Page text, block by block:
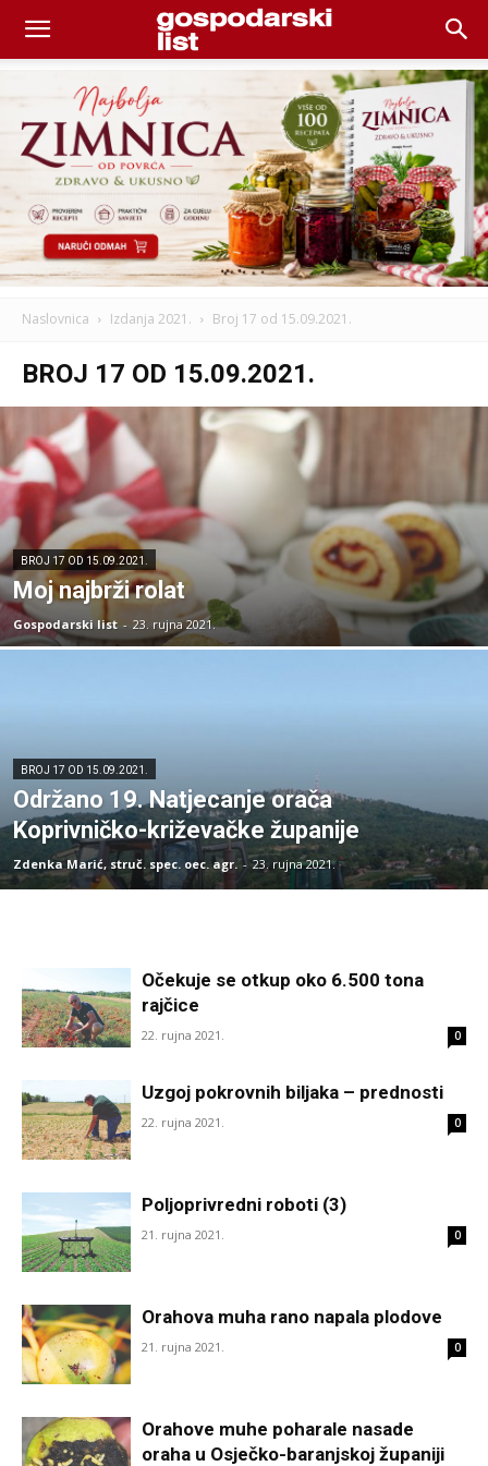
Naslovnica Izdanja 2021. Broj 17 od 15.09.2021.
BROJ 17 OD 15.09.2021.
BROJ 17 OD 15.09.2021.
Moj najbrži rolat
Gospodarski list - 23. rujna 2021.
BROJ 17 OD 15.09.2021.
Održano 19. Natjecanje orača
Koprivničko-križevačke županije
Zdenka Marić, struč. spec. oec. agr. - 23. rujna 2021.
Očekuje se otkup oko 6.500 tona
rajčice
22. rujna 2021. 0
Uzgoj pokrovnih biljaka – prednosti
22. rujna 2021. 0
Poljoprivredni roboti (3)
21. rujna 2021. 0
Orahova muha rano napala plodove
21. rujna 2021. 0
Orahove muhe poharale nasade
oraha u Osječko-baranjskoj županiji